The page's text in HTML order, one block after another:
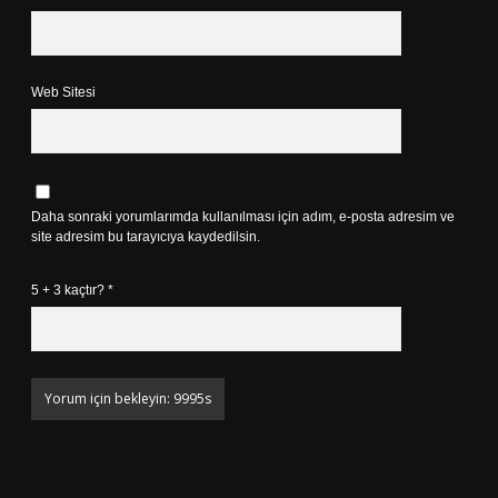
Web Sitesi
Daha sonraki yorumlarımda kullanılması için adım, e-posta adresim ve
site adresim bu tarayıcıya kaydedilsin.
5 + 3 kaçtır? *